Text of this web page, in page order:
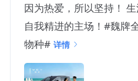
因为热爱，所以坚持！
自我精进的主场！#魏牌
物种# 详情